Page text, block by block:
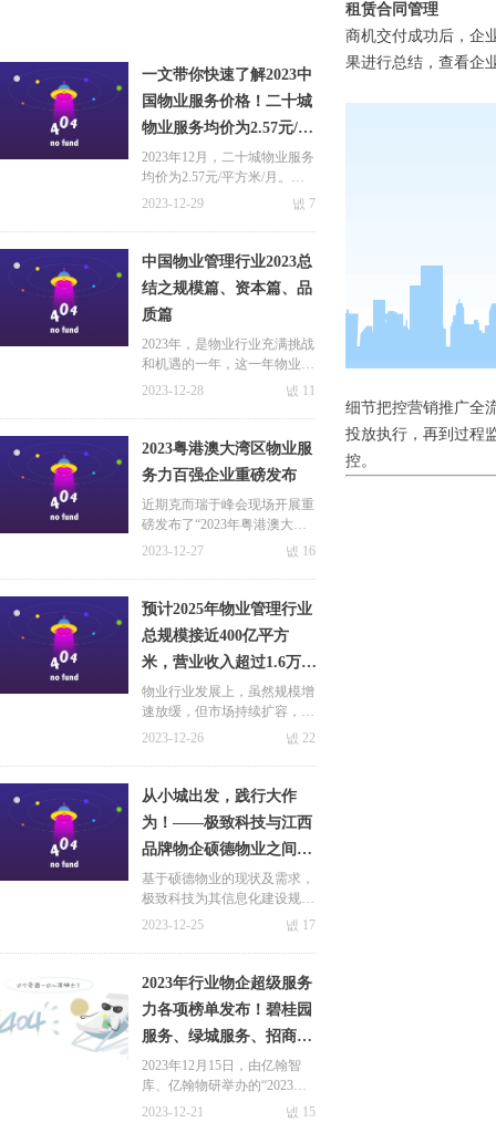
租赁合同管理
商机交付成功后，企
果进行总结，查看企
细节把控营销推广全
投放执行，再到过程
控。
一文带你快速了解2023中
国物业服务价格！二十城
物业服务均价为2.57元/平
方米/月
2023年12月，二十城物业服务
均价为2.57元/平方米/月。一
线城市物业服务价格水平居前
92元/平方米/月；北京、上海
紧随其后，分别为3.45元/平方
米/月和3.07元/平方米/月。
넶 7
2023-12-29
中国物业管理行业2023总
结之规模篇、资本篇、品
质篇
2023年，是物业行业充满挑战
和机遇的一年，这一年物业服
务企业顺应市场而为，积极拥
发展。本篇文章极致科技小编
就带大家从规模篇、资本篇以
及品质篇等方面一起来回顾属
于物业行业2023年的点点滴
滴！
넶 11
2023-12-28
2023粤港澳大湾区物业服
务力百强企业重磅发布
近期克而瑞于峰会现场开展重
磅发布了“2023年粤港澳大湾
区物业服务力系列研究成
榜单。会有哪些企业榜上有名
呢？极致科技小编这就带大家
一探究竟~
넶 16
2023-12-27
预计2025年物业管理行业
总规模接近400亿平方
米，营业收入超过1.6万
亿元
物业行业发展上，虽然规模增
速放缓，但市场持续扩容，据
克而瑞预测数据显示，预计20
400亿平方米，营业收入超过
1.6万亿元，其中住宅产业园
容量可观。
넶 22
2023-12-26
从小城出发，践行大作
为！——极致科技与江西
品牌物企硕德物业之间的
相互成就！
基于硕德物业的现状及需求，
极致科技为其信息化建设规划
了三个阶段，第一阶段，重点
工单”的数智化平台，助力企
业优化服务、提升口碑，规范
管理！
넶 17
2023-12-25
2023年行业物企超级服务
力各项榜单发布！碧桂园
服务、绿城服务、招商积
余等头部物企霸榜前十！
2023年12月15日，由亿翰智
库、亿翰物研举办的“2023不
动产行业高质量发展峰会暨超
넶 15
2023-12-21
九游会国际的简介
荣誉与资质
联系九游会体育线上平台
关于极致